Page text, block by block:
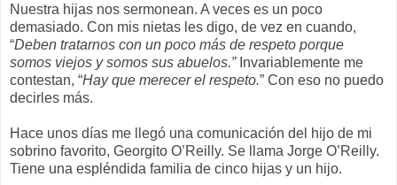
Nuestra hijas nos sermonean. A veces es un poco
demasiado. Con mis nietas les digo, de vez en cuando,
“Deben tratarnos con un poco más de respeto porque
somos viejos y somos sus abuelos.” Invariablemente me
contestan, “Hay que merecer el respeto.” Con eso no puedo
decirles más.
Hace unos días me llegó una comunicación del hijo de mi
sobrino favorito, Georgito O’Reilly. Se llama Jorge O’Reilly.
Tiene una espléndida familia de cinco hijas y un hijo.